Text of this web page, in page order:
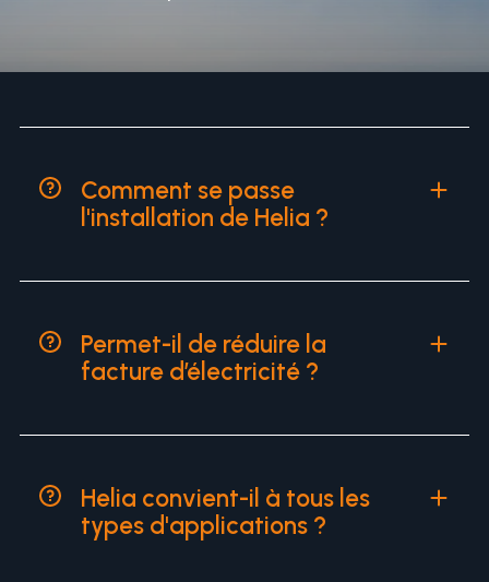
Comment se passe
l'installation de Helia ?
Permet-il de réduire la
facture d’électricité ?
Helia convient-il à tous les
types d'applications ?